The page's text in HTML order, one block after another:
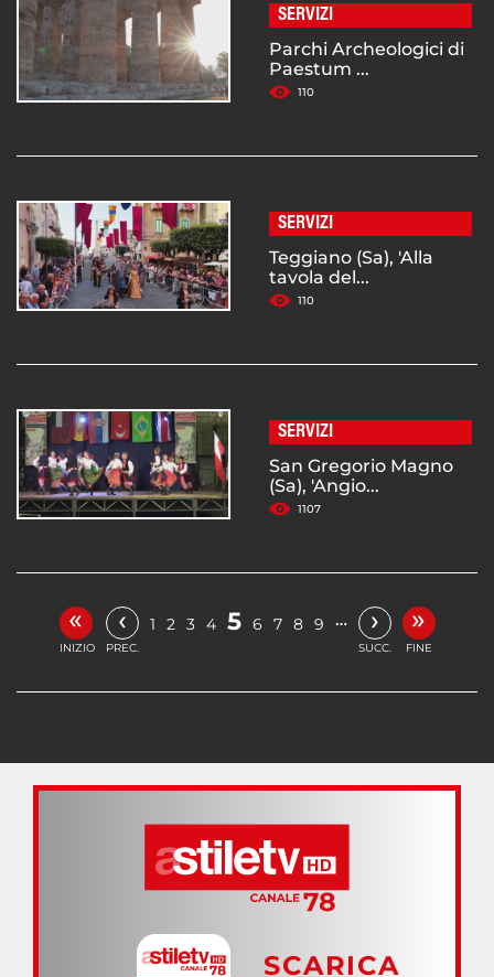
SERVIZI
Parchi Archeologici di
Paestum ...
110
SERVIZI
Teggiano (Sa), 'Alla
tavola del...
110
SERVIZI
San Gregorio Magno
(Sa), 'Angio...
1107
«
INIZIO
‹
PREC.
1 2 3 4 5 6 7 8 9 … ›
SUCC.
»
FINE
SCARICA